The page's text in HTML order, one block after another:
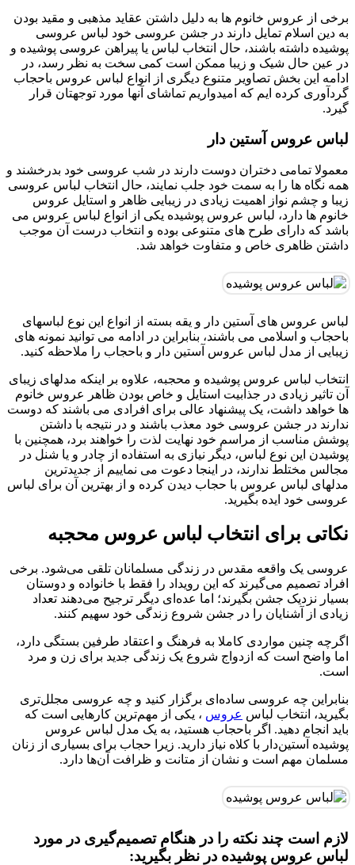
برخی از عروس خانوم ها به دلیل داشتن عقاید مذهبی و مقید بودن
به دین اسلام تمایل دارند در جشن عروسی خود لباس عروسی
پوشیده داشته باشند، حال انتخاب لباس یا پیراهن عروسی پوشیده و
در عین حال شیک و زیبا ممکن است کمی سخت به نظر رسد، در
ادامه این بخش تصاویر متنوع دیگری از انواع لباس عروس باحجاب
گردآوری کرده ایم که امیدواریم تماشای آنها مورد توجهتان قرار
گیرد.
لباس عروس آستین دار
معمولا تمامی دختران دوست دارند در شب عروسی خود بدرخشند و
همه نگاه ها را به سمت خود جلب نمایند، حال انتخاب لباس عروسی
زیبا و چشم نواز اهمیت زیادی در زیبایی ظاهر و استایل عروس
خانوم ها دارد، لباس عروس پوشیده یکی از انواع لباس عروس می
باشد که دارای طرح های متنوعی بوده و انتخاب درست آن موجب
داشتن ظاهری خاص و متفاوت خواهد شد.
لباس عروس های آستین دار و یقه بسته از انواع این نوع لباسهای
باحجاب و اسلامی می باشند، بنابراین در ادامه می توانید نمونه های
زیبایی از مدل لباس عروس آستین دار و باحجاب را ملاحظه کنید.
انتخاب لباس عروس پوشیده و محجبه، علاوه بر اینکه مدلهای زیبای
آن تاثیر زیادی در جذابیت استایل و خاص بودن ظاهر عروس خانوم
ها خواهد داشت، یک پیشنهاد عالی برای افرادی می باشند که دوست
ندارند در جشن عروسی خود معذب باشند و در نتیجه با داشتن
پوشش مناسب از مراسم خود نهایت لذت را خواهند برد، همچنین با
پوشیدن این نوع لباس، دیگر نیازی به استفاده از چادر و یا شنل در
مجالس مختلط ندارند، در اینجا دعوت می نماییم از جدیدترین
مدلهای لباس عروس با حجاب دیدن کرده و از بهترین آن برای لباس
عروسی خود ایده بگیرید.
نکاتی برای انتخاب لباس عروس محجبه
عروسی یک واقعه مقدس در زندگی مسلمانان تلقی می‌شود. برخی
افراد تصمیم می‌گیرند که این رویداد را فقط با خانواده و دوستان
بسیار نزدیک جشن بگیرند؛ اما عده‌ای دیگر ترجیح می‌دهند تعداد
زیادی از آشنایان را در جشن شروع زندگی خود سهیم کنند.
اگرچه چنین مواردی کاملا به فرهنگ و اعتقاد طرفین بستگی دارد،
اما واضح است که ازدواج شروع یک زندگی جدید برای زن و مرد
است.
بنابراین چه عروسی ساده‌ای برگزار کنید و چه عروسی مجلل‌تری
بگیرید، انتخاب لباس عروس ، یکی از مهم‌ترین کارهایی است که
باید انجام دهید. اگر باحجاب هستید، به یک مدل لباس عروس
پوشیده آستین‌دار با کلاه نیاز دارید. زیرا حجاب برای بسیاری از زنان
مسلمان مهم است و نشان از متانت و ظرافت آن‌ها دارد.
لازم است چند نکته را در هنگام تصمیم‌گیری در مورد
لباس عروس پوشیده در نظر بگیرید: